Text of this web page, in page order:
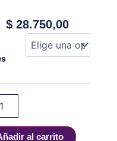
$28.750,00
al carrito